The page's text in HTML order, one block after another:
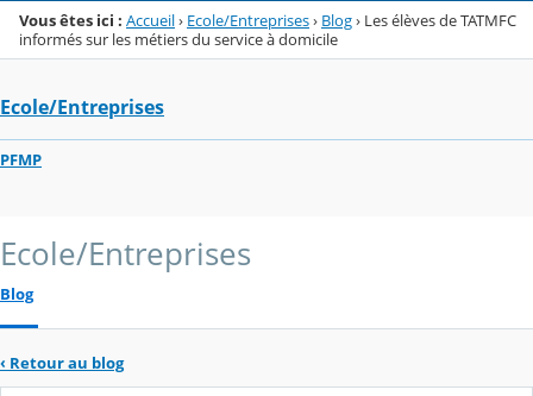
Vous êtes ici : Accueil› Ecole/Entreprises› Blog› Les élèves de TATMFC
informés sur les métiers du service à domicile
Ecole/Entreprises
PFMP
Ecole/Entreprises
Blog
‹ Retour au blog